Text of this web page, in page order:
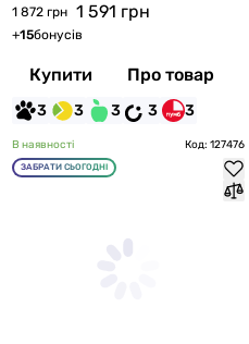
1 872 грн 1 591 грн
+15бонусів
Купити Про товар
3 3 3 3 3
В наявності Код: 127476
ЗАБРАТИ СЬОГОДНІ